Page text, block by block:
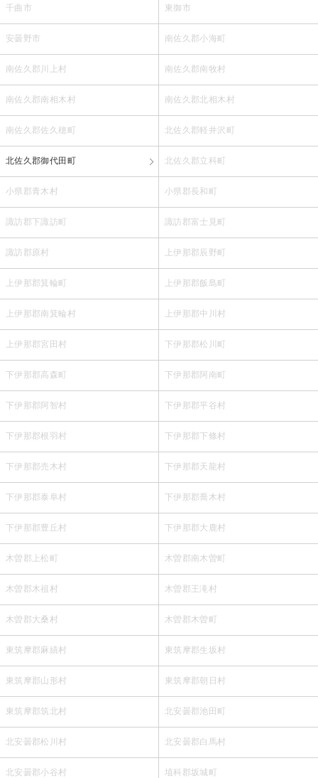
千曲市 東御市
安曇野市 南佐久郡小海町
南佐久郡川上村 南佐久郡南牧村
南佐久郡南相木村 南佐久郡北相木村
南佐久郡佐久穂町 北佐久郡軽井沢町
北佐久郡御代田町 北佐久郡立科町
小県郡青木村 小県郡長和町
諏訪郡下諏訪町 諏訪郡富士見町
諏訪郡原村 上伊那郡辰野町
上伊那郡箕輪町 上伊那郡飯島町
上伊那郡南箕輪村 上伊那郡中川村
上伊那郡宮田村 下伊那郡松川町
下伊那郡高森町 下伊那郡阿南町
下伊那郡阿智村 下伊那郡平谷村
下伊那郡根羽村 下伊那郡下條村
下伊那郡売木村 下伊那郡天龍村
下伊那郡泰阜村 下伊那郡喬木村
下伊那郡豊丘村 下伊那郡大鹿村
木曽郡上松町 木曽郡南木曽町
木曽郡木祖村 木曽郡王滝村
木曽郡大桑村 木曽郡木曽町
東筑摩郡麻績村 東筑摩郡生坂村
東筑摩郡山形村 東筑摩郡朝日村
東筑摩郡筑北村 北安曇郡池田町
北安曇郡松川村 北安曇郡白馬村
北安曇郡小谷村 埴科郡坂城町